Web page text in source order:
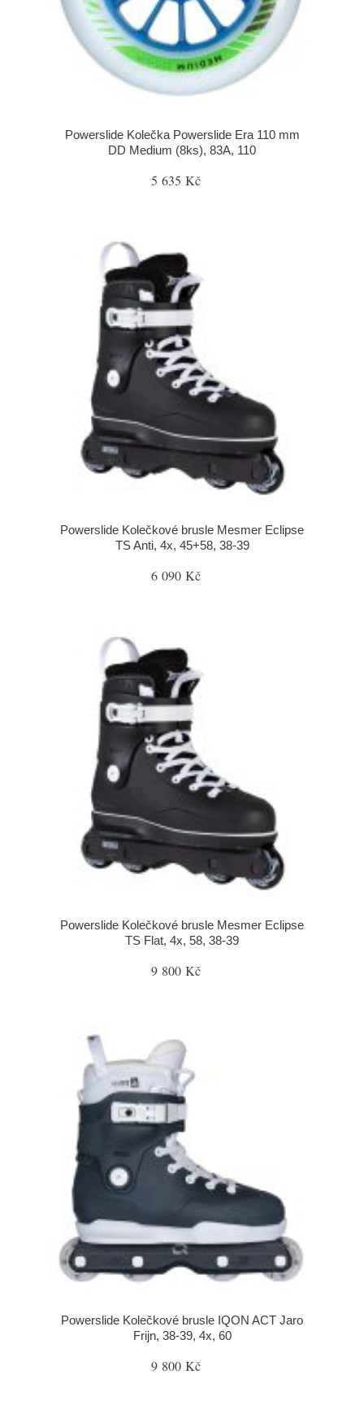
Powerslide Kolečka Powerslide Era 110 mm
DD Medium (8ks), 83A, 110
5 635 Kč
Powerslide Kolečkové brusle Mesmer Eclipse
TS Anti, 4x, 45+58, 38-39
6 090 Kč
Powerslide Kolečkové brusle Mesmer Eclipse
TS Flat, 4x, 58, 38-39
9 800 Kč
Powerslide Kolečkové brusle IQON ACT Jaro
Frijn, 38-39, 4x, 60
9 800 Kč